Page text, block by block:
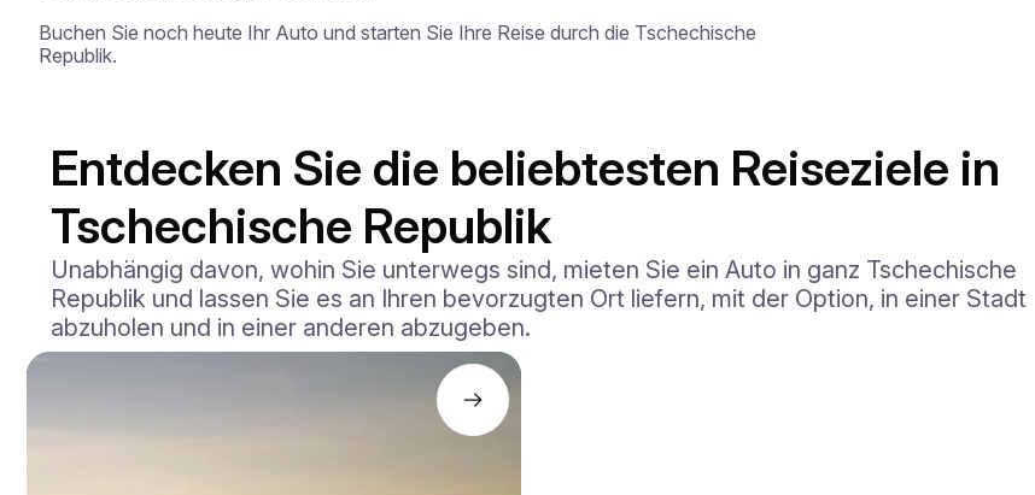
Buchen Sie noch heute Ihr Auto und starten Sie Ihre Reise durch die Tschechische
Republik.
Entdecken Sie die beliebtesten Reiseziele in
Tschechische Republik
Unabhängig davon, wohin Sie unterwegs sind, mieten Sie ein Auto in ganz Tschechische
Republik und lassen Sie es an Ihren bevorzugten Ort liefern, mit der Option, in einer Stadt
abzuholen und in einer anderen abzugeben.